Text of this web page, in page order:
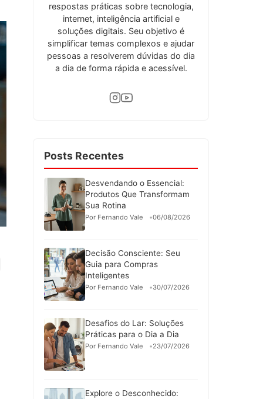
respostas práticas sobre tecnologia,
internet, inteligência artificial e
soluções digitais. Seu objetivo é
simplificar temas complexos e ajudar
pessoas a resolverem dúvidas do dia
a dia de forma rápida e acessível.
Posts Recentes
Desvendando o Essencial:
Produtos Que Transformam
Sua Rotina
Por Fernando Vale 06/08/2026
Decisão Consciente: Seu
Guia para Compras
Inteligentes
Por Fernando Vale 30/07/2026
Desafios do Lar: Soluções
Práticas para o Dia a Dia
Por Fernando Vale 23/07/2026
Explore o Desconhecido: